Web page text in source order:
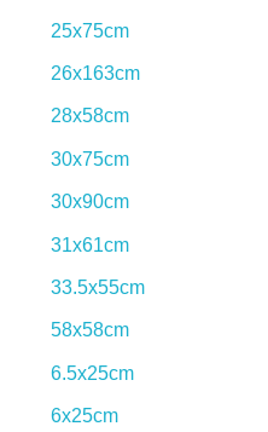
25x75cm
26x163cm
28x58cm
30x75cm
30x90cm
31x61cm
33.5x55cm
58x58cm
6.5x25cm
6x25cm